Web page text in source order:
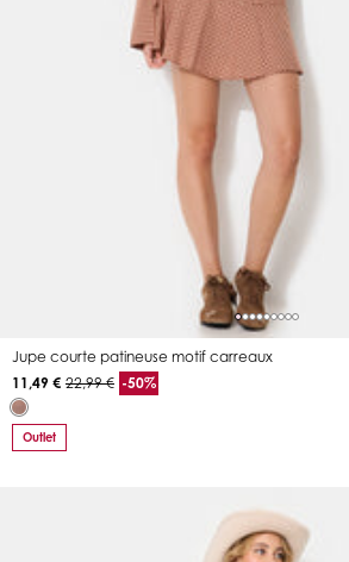
Jupe courte patineuse motif carreaux
11,49 € 22,99 € -50%
Outlet